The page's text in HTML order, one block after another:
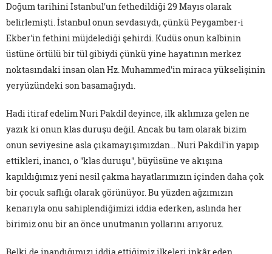
Doğum tarihini İstanbul'un fethedildiği 29 Mayıs olarak
belirlemişti. İstanbul onun sevdasıydı, çünkü Peygamber-i
Ekber'in fethini müjdelediği şehirdi. Kudüs onun kalbinin
üstüne örtülü bir tül gibiydi çünkü yine hayatının merkez
noktasındaki insan olan Hz. Muhammed'in miraca yükselişinin
yeryüzündeki son basamağıydı.
Hadi itiraf edelim Nuri Pakdil deyince, ilk aklımıza gelen ne
yazık ki onun klas duruşu değil. Ancak bu tam olarak bizim
onun seviyesine asla çıkamayışımızdan… Nuri Pakdil'in yapıp
ettikleri, inancı, o "klas duruşu", büyüsüne ve akışına
kapıldığımız yeni nesil çakma hayatlarımızın içinden daha çok
bir çocuk saflığı olarak görünüyor. Bu yüzden ağzımızın
kenarıyla onu sahiplendiğimizi iddia ederken, aslında her
birimiz onu bir an önce unutmanın yollarını arıyoruz.